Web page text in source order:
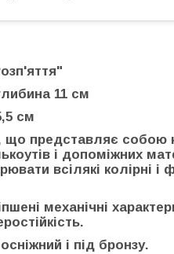
11 см
см
що представляє собою
і допоміжних
всілякі колірні і
механічні
і під бронзу.